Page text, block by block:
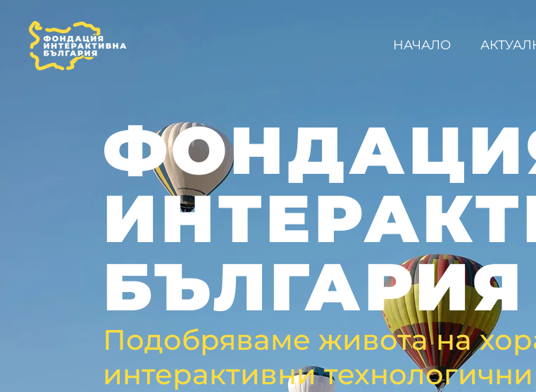
НАЧАЛО
БЪЛГАРИЯ
Подобряваме живота на
интерактивни